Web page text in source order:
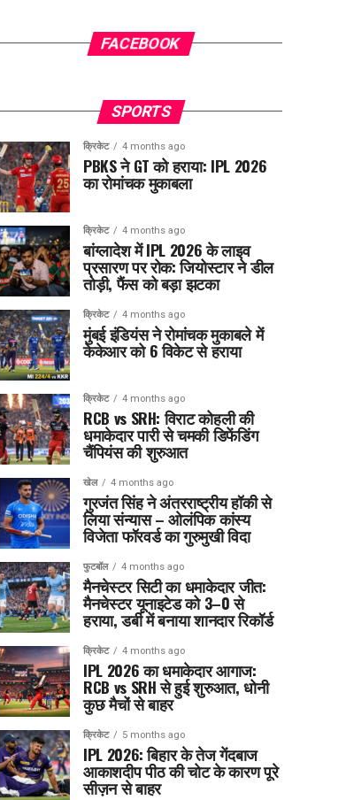
FACEBOOK
SPORTS
क्रिकेट 4 months ago
PBKS ने GT को हराया: IPL 2026
का रोमांचक मुकाबला
क्रिकेट 4 months ago
बांग्लादेश में IPL 2026 के लाइव
प्रसारण पर रोक: जियोस्टार ने डील
तोड़ी, फैंस को बड़ा झटका
क्रिकेट 4 months ago
मुंबई इंडियंस ने रोमांचक मुकाबले में
केकेआर को 6 विकेट से हराया
क्रिकेट 4 months ago
RCB vs SRH: विराट कोहली की
धमाकेदार पारी से चमकी डिफेंडिंग
चैंपियंस की शुरुआत
खेल 4 months ago
गुरजंत सिंह ने अंतरराष्ट्रीय हॉकी से
लिया संन्यास – ओलंपिक कांस्य
विजेता फॉरवर्ड का गुरुमुखी विदा
फुटबॉल 4 months ago
मैनचेस्टर सिटी का धमाकेदार जीत:
मैनचेस्टर यूनाइटेड को 3–0 से
हराया, डर्बी में बनाया शानदार रिकॉर्ड
क्रिकेट 4 months ago
IPL 2026 का धमाकेदार आगाज:
RCB vs SRH से हुई शुरुआत, धोनी
कुछ मैचों से बाहर
क्रिकेट 5 months ago
IPL 2026: बिहार के तेज गेंदबाज
आकाशदीप पीठ की चोट के कारण पूरे
सीज़न से बाहर